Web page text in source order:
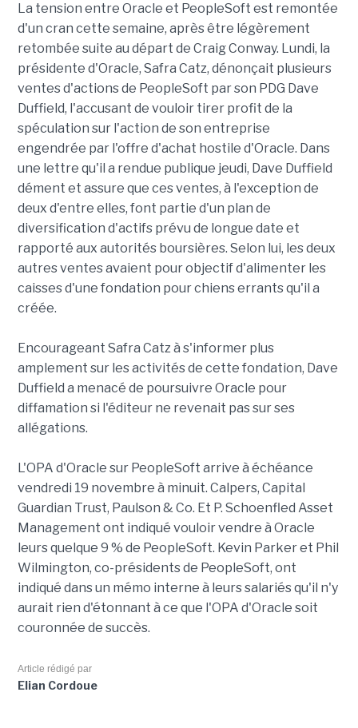
La tension entre Oracle et PeopleSoft est remontée
d'un cran cette semaine, après être légèrement
retombée suite au départ de Craig Conway. Lundi, la
présidente d'Oracle, Safra Catz, dénonçait plusieurs
ventes d'actions de PeopleSoft par son PDG Dave
Duffield, l'accusant de vouloir tirer profit de la
spéculation sur l'action de son entreprise
engendrée par l'offre d'achat hostile d'Oracle. Dans
une lettre qu'il a rendue publique jeudi, Dave Duffield
dément et assure que ces ventes, à l'exception de
deux d'entre elles, font partie d'un plan de
diversification d'actifs prévu de longue date et
rapporté aux autorités boursières. Selon lui, les deux
autres ventes avaient pour objectif d'alimenter les
caisses d'une fondation pour chiens errants qu'il a
créée.
Encourageant Safra Catz à s'informer plus
amplement sur les activités de cette fondation, Dave
Duffield a menacé de poursuivre Oracle pour
diffamation si l'éditeur ne revenait pas sur ses
allégations.
L'OPA d'Oracle sur PeopleSoft arrive à échéance
vendredi 19 novembre à minuit. Calpers, Capital
Guardian Trust, Paulson & Co. Et P. Schoenfled Asset
Management ont indiqué vouloir vendre à Oracle
leurs quelque 9 % de PeopleSoft. Kevin Parker et Phil
Wilmington, co-présidents de PeopleSoft, ont
indiqué dans un mémo interne à leurs salariés qu'il n'y
aurait rien d'étonnant à ce que l'OPA d'Oracle soit
couronnée de succès.
Article rédigé par
Elian Cordoue